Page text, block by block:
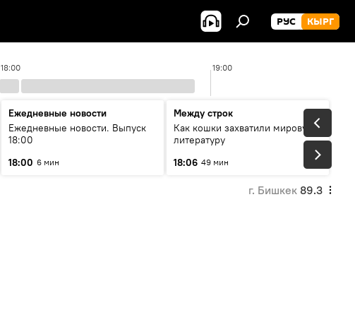
РУС КЫРГ
18:00 19:00
Ежедневные новости
Ежедневные новости. Выпуск
18:00
18:00 6 мин
Между строк
Как кошки захватили мировую
литературу
18:06 49 мин
г. Бишкек 89.3